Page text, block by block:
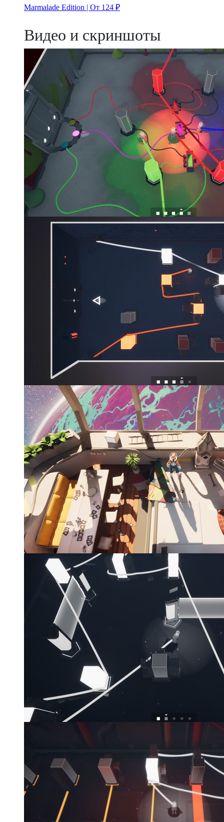
Marmalade Edition | От 124 ₽
Видео и скриншоты